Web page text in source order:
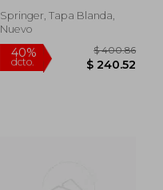
Springer, Tapa Blanda,
Nuevo